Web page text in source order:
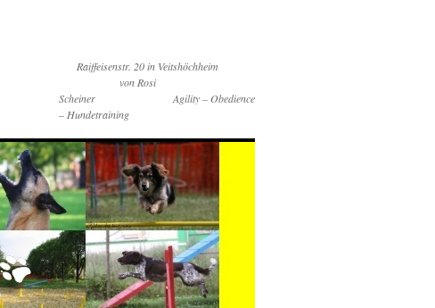
Raiffeisenstr. 20 in Veitshöchheim
von Rosi
Scheiner Agility – Obedience
– Hundetraining